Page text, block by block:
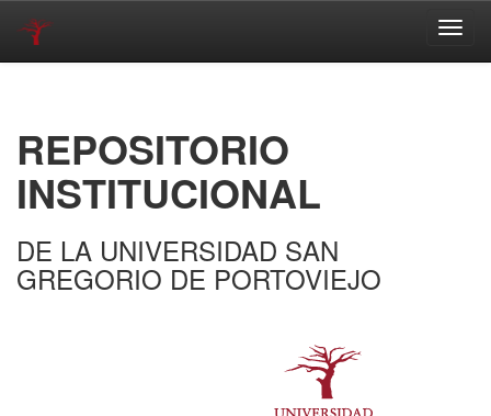
REPOSITORIO
INSTITUCIONAL
DE LA UNIVERSIDAD SAN
GREGORIO DE PORTOVIEJO